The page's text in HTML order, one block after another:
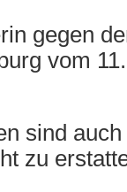
gegen
vom
sind
zu